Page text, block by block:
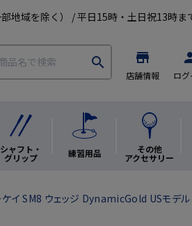
部地域を除く） / 平日15時・土日祝13時ま
search store
店舗情報 ログ
シャフト・
グリップ 練習用品 その他
アクセサリー
イ SM8 ウェッジ DynamicGold USモデ